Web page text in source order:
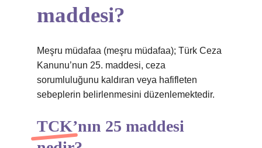
maddesi?
Meşru müdafaa (meşru müdafaa); Türk Ceza
Kanunu’nun 25. maddesi, ceza
sorumluluğunu kaldıran veya hafifleten
sebeplerin belirlenmesini düzenlemektedir.
TCK’nın 25 maddesi